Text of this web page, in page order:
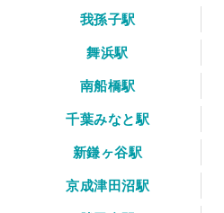
我孫子駅
舞浜駅
南船橋駅
千葉みなと駅
新鎌ヶ谷駅
京成津田沼駅